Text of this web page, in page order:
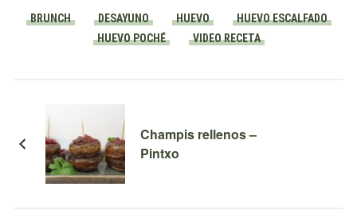
BRUNCH DESAYUNO HUEVO
HUEVO ESCALFADO
HUEVO POCHÉ
VIDEO RECETA
Champis rellenos –
Pintxo